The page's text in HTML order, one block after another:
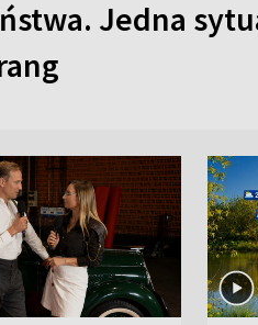
Jedna